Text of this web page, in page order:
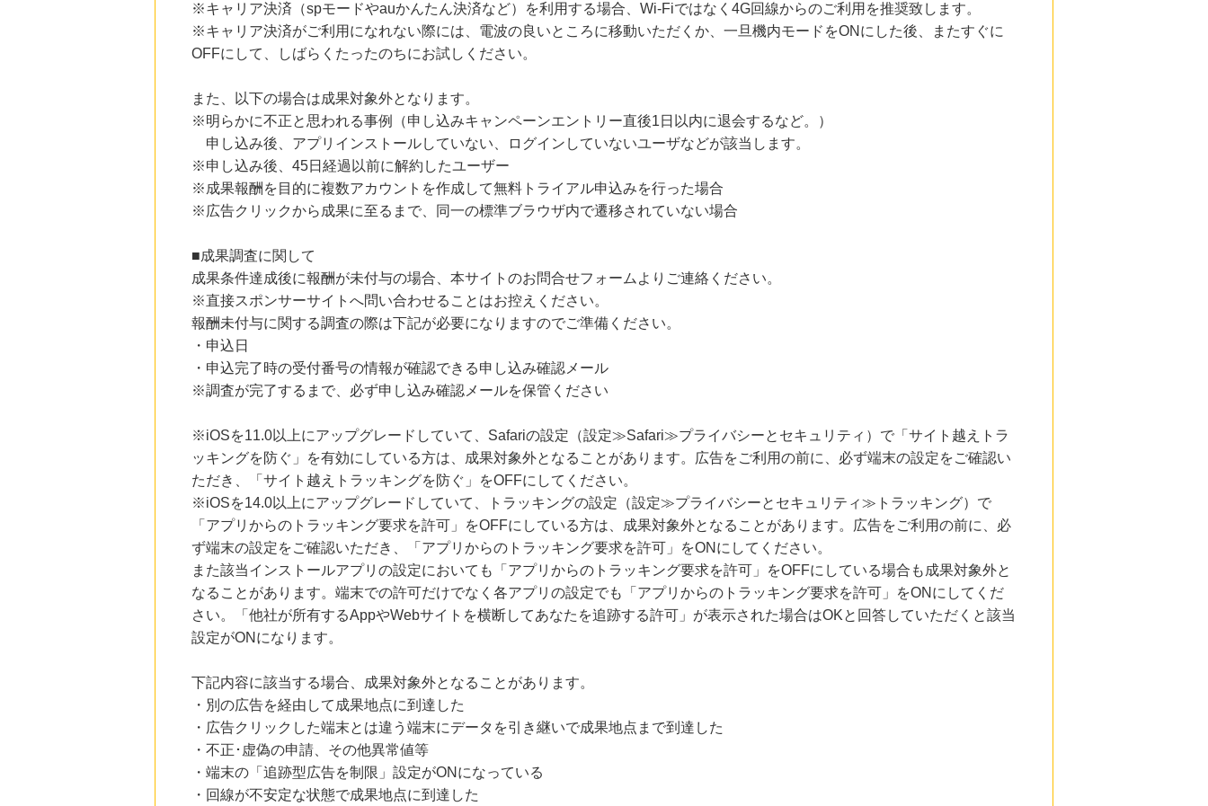
※キャリア決済（spモードやauかんたん決済など）を利用する場合、Wi-Fiではなく4G回線からのご利用を推奨致します。
※キャリア決済がご利用になれない際には、電波の良いところに移動いただくか、一旦機内モードをONにした後、またすぐに
OFFにして、しばらくたったのちにお試しください。
また、以下の場合は成果対象外となります。
※明らかに不正と思われる事例（申し込みキャンペーンエントリー直後1日以内に退会するなど。）
申し込み後、アプリインストールしていない、ログインしていないユーザなどが該当します。
※申し込み後、45日経過以前に解約したユーザー
※成果報酬を目的に複数アカウントを作成して無料トライアル申込みを行った場合
※広告クリックから成果に至るまで、同一の標準ブラウザ内で遷移されていない場合
■成果調査に関して
成果条件達成後に報酬が未付与の場合、本サイトのお問合せフォームよりご連絡ください。
※直接スポンサーサイトへ問い合わせることはお控えください。
報酬未付与に関する調査の際は下記が必要になりますのでご準備ください。
・申込日
・申込完了時の受付番号の情報が確認できる申し込み確認メール
※調査が完了するまで、必ず申し込み確認メールを保管ください
※iOSを11.0以上にアップグレードしていて、Safariの設定（設定≫Safari≫プライバシーとセキュリティ）で「サイト越えトラ
ッキングを防ぐ」を有効にしている方は、成果対象外となることがあります。広告をご利用の前に、必ず端末の設定をご確認い
ただき、「サイト越えトラッキングを防ぐ」をOFFにしてください。
※iOSを14.0以上にアップグレードしていて、トラッキングの設定（設定≫プライバシーとセキュリティ≫トラッキング）で
「アプリからのトラッキング要求を許可」をOFFにしている方は、成果対象外となることがあります。広告をご利用の前に、必
ず端末の設定をご確認いただき、「アプリからのトラッキング要求を許可」をONにしてください。
また該当インストールアプリの設定においても「アプリからのトラッキング要求を許可」をOFFにしている場合も成果対象外と
なることがあります。端末での許可だけでなく各アプリの設定でも「アプリからのトラッキング要求を許可」をONにしてくだ
さい。「他社が所有するAppやWebサイトを横断してあなたを追跡する許可」が表示された場合はOKと回答していただくと該当
設定がONになります。
下記内容に該当する場合、成果対象外となることがあります。
・別の広告を経由して成果地点に到達した
・広告クリックした端末とは違う端末にデータを引き継いで成果地点まで到達した
・不正･虚偽の申請、その他異常値等
・端末の「追跡型広告を制限」設定がONになっている
・回線が不安定な状態で成果地点に到達した